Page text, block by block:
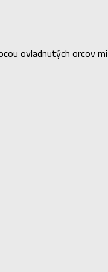
ovladnutých orcov